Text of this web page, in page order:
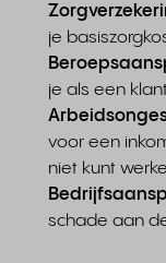
je
je als een
voor een
niet kunt
schade aan